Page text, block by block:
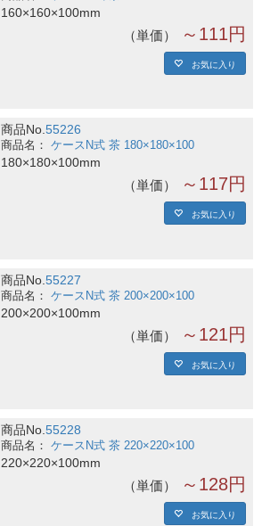
160×160×100mm
単価 ～111円
お気に入り
商品No.55226
ケースN式 茶 180×180×100
180×180×100mm
単価 ～117円
お気に入り
商品No.55227
ケースN式 茶 200×200×100
200×200×100mm
単価 ～121円
お気に入り
商品No.55228
ケースN式 茶 220×220×100
220×220×100mm
単価 ～128円
お気に入り